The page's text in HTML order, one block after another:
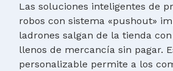
Las soluciones inteligentes de
robos con sistema «pushout»
ladrones salgan de la tienda
llenos de mercancía sin pagar.
personalizable permite a los